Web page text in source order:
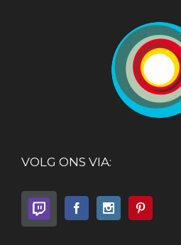
VOLG ONS VIA: